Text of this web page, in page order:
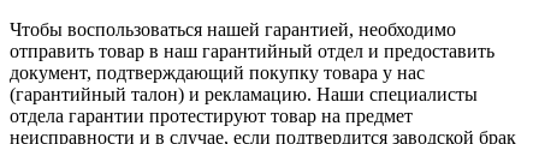
Чтобы воспользоваться нашей гарантией, необходимо
отправить товар в наш гарантийный отдел и предоставить
документ, подтверждающий покупку товара у нас
(гарантийный талон) и рекламацию. Наши специалисты
отдела гарантии протестируют товар на предмет
неисправности и в случае, если подтвердится заводской брак